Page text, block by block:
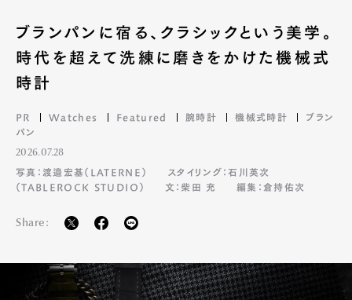
ブランパンに宿る、クラシックという美学。
時代を超えて洗練に磨きをかけた機械式
時計
PR Watches Featured 腕時計 機械式時計
ブラン
パン
2026.07.28
写真：渡邉宏基（LATERNE）
スタイリング：石川英次
（TABLEROCK STUDIO）
文：柴田 充 編集：倉持佑次
Share: